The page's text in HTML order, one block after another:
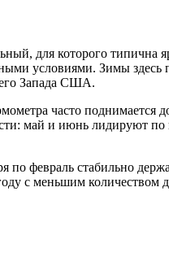
для которого типична
условиями. Зимы
Запада США.
часто поднимается
май и июнь лидируют
февраль стабильно
с меньшим